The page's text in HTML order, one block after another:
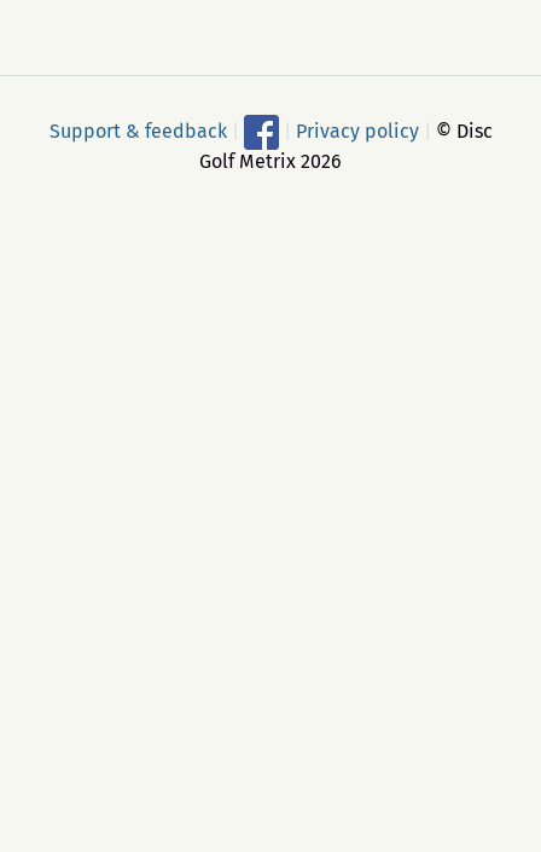
Support & feedback Privacy policy
© Disc
Golf Metrix 2026